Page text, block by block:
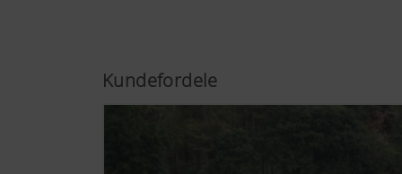
Kundefordele